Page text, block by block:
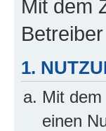
Mit dem
1.
Mit
einen